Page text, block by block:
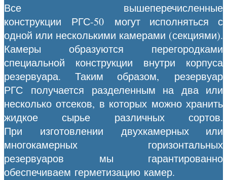
Все вышеперечисленные
конструкции РГС-50 могут исполняться с
одной или несколькими камерами (секциями).
Камеры образуются перегородками
специальной конструкции внутри корпуса
резервуара. Таким образом, резервуар
РГС получается разделенным на два или
несколько отсеков, в которых можно хранить
жидкое сырье различных сортов.
При изготовлении двухкамерных или
многокамерных горизонтальных
резервуаров мы гарантированно
обеспечиваем герметизацию камер.